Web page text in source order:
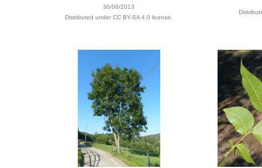
30/06/2013
Distributed under CC BY-SA 4.0 license.